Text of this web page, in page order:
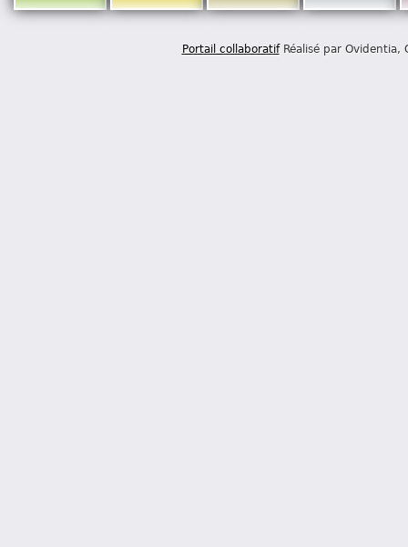
Portail collaboratifRéalisé par Ovidentia,